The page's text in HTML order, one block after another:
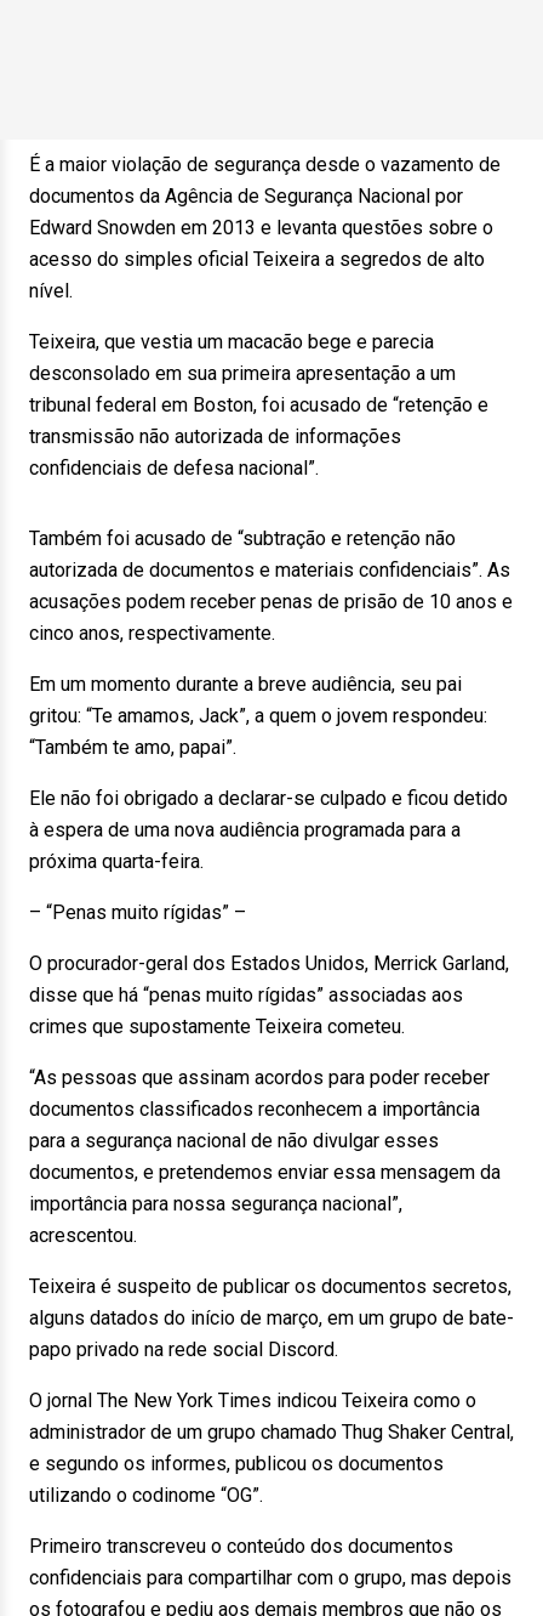
É a maior violação de segurança desde o vazamento de
documentos da Agência de Segurança Nacional por
Edward Snowden em 2013 e levanta questões sobre o
acesso do simples oficial Teixeira a segredos de alto
nível.
Teixeira, que vestia um macacão bege e parecia
desconsolado em sua primeira apresentação a um
tribunal federal em Boston, foi acusado de “retenção e
transmissão não autorizada de informações
confidenciais de defesa nacional”.
Também foi acusado de “subtração e retenção não
autorizada de documentos e materiais confidenciais”. As
acusações podem receber penas de prisão de 10 anos e
cinco anos, respectivamente.
Em um momento durante a breve audiência, seu pai
gritou: “Te amamos, Jack”, a quem o jovem respondeu:
“Também te amo, papai”.
Ele não foi obrigado a declarar-se culpado e ficou detido
à espera de uma nova audiência programada para a
próxima quarta-feira.
– “Penas muito rígidas” –
O procurador-geral dos Estados Unidos, Merrick Garland,
disse que há “penas muito rígidas” associadas aos
crimes que supostamente Teixeira cometeu.
“As pessoas que assinam acordos para poder receber
documentos classificados reconhecem a importância
para a segurança nacional de não divulgar esses
documentos, e pretendemos enviar essa mensagem da
importância para nossa segurança nacional”,
acrescentou.
Teixeira é suspeito de publicar os documentos secretos,
alguns datados do início de março, em um grupo de bate-
papo privado na rede social Discord.
O jornal The New York Times indicou Teixeira como o
administrador de um grupo chamado Thug Shaker Central,
e segundo os informes, publicou os documentos
utilizando o codinome “OG”.
Primeiro transcreveu o conteúdo dos documentos
confidenciais para compartilhar com o grupo, mas depois
os fotografou e pediu aos demais membros que não os